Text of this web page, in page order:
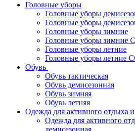
Головные уборы
Головные уборы
Головные уборы
Головные уборы зимние
Головные уборы зимние
Головные уборы летние
Головные уборы летние
Обувь
Обувь тактическая
Обувь демисезонная
Обувь зимняя
Обувь летняя
Одежда для активного отдыха
Одежда для активного
демисезонная